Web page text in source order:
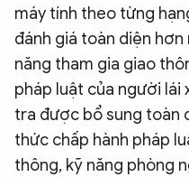
máy tính theo từng
đánh giá toàn diện
năng tham gia giao
pháp luật của người lái
tra được bổ sung toàn
thức chấp hành pháp
thông, kỹ năng phòng